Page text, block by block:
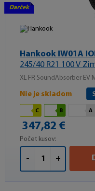
Darček
Hankook IW01A
245/40 R21 100 V
XL FR SoundAbsorber EV
Nie je skladom
C B A
347,82 €
Počet kusov:
- +